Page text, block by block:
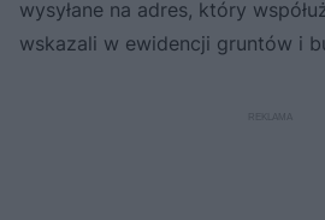
wysyłane na adres, który
wskazali w ewidencji gruntów i